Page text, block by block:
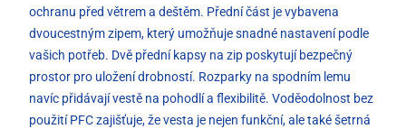
ochranu před větrem a deštěm. Přední část je vybavena
dvoucestným zipem, který umožňuje snadné nastavení podle
vašich potřeb. Dvě přední kapsy na zip poskytují bezpečný
prostor pro uložení drobností. Rozparky na spodním lemu
navíc přidávají vestě na pohodlí a flexibilitě. Voděodolnost bez
použití PFC zajišťuje, že vesta je nejen funkční, ale také šetrná